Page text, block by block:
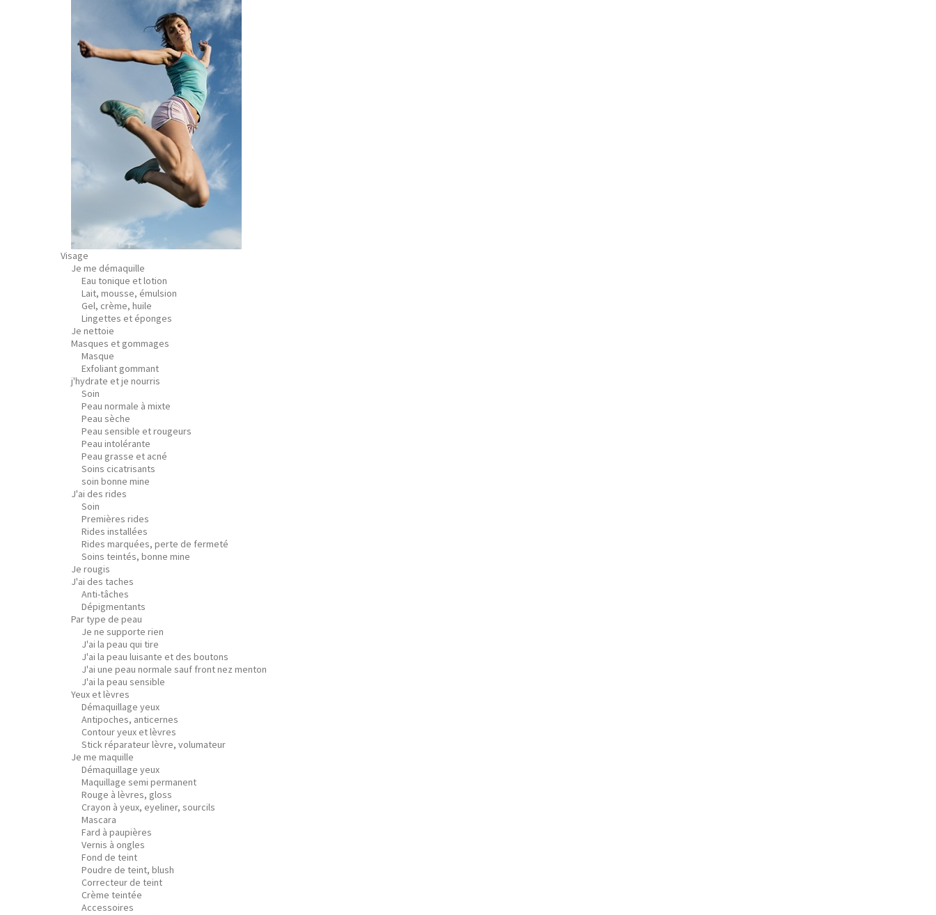
Visage
Je me démaquille
Eau tonique et lotion
Lait, mousse, émulsion
Gel, crème, huile
Lingettes et éponges
Je nettoie
Masques et gommages
Masque
Exfoliant gommant
j'hydrate et je nourris
Soin
Peau normale à mixte
Peau sèche
Peau sensible et rougeurs
Peau intolérante
Peau grasse et acné
Soins cicatrisants
soin bonne mine
J'ai des rides
Soin
Premières rides
Rides installées
Rides marquées, perte de fermeté
Soins teintés, bonne mine
Je rougis
J'ai des taches
Anti-tâches
Dépigmentants
Par type de peau
Je ne supporte rien
J'ai la peau qui tire
J'ai la peau luisante et des boutons
J'ai une peau normale sauf front nez menton
J'ai la peau sensible
Yeux et lèvres
Démaquillage yeux
Antipoches, anticernes
Contour yeux et lèvres
Stick réparateur lèvre, volumateur
Je me maquille
Démaquillage yeux
Maquillage semi permanent
Rouge à lèvres, gloss
Crayon à yeux, eyeliner, sourcils
Mascara
Fard à paupières
Vernis à ongles
Fond de teint
Poudre de teint, blush
Correcteur de teint
Crème teintée
Accessoires